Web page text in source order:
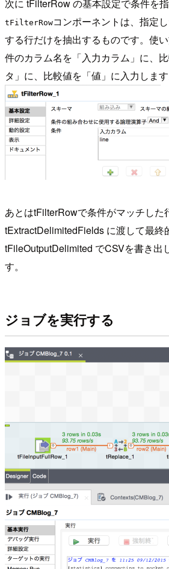
次に tFilterRow の基本設定で条件を指
tFilterRowコンポーネントは、指定
する行だけを抽出するものです。使
件のカラム名を「入力カラム」に、
タ」に、比較値を「値」に入力します
あとはtFilterRowで条件がマッチした
tExtractDelimitedFields に渡して最終
tFileOutputDelimited でCSVを書き出
す。
ジョブを実行する